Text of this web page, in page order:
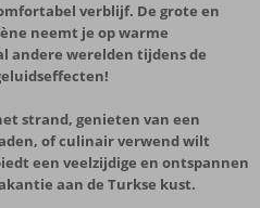
verblijf. De grote en
neemt je op warme
andere werelden tijdens de
strand, genieten van een
of culinair verwend wilt
een veelzijdige en ontspannen
aan de Turkse kust.